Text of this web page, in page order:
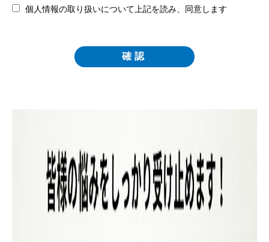
当事務所は、お客さまの個人情報を正確かつ最新の状態に保
制の整備・社員教育の徹底等の必要な措置を講じ、安全対策
を実施し個人情報の厳重な管理を行ないます。
個人情報の第三者への開示・提供の禁止
当事務所は、お客さまよりお預かりした個人情報を適切に管
理し、次のいずれかに該当する場合を除き、個人情報を第三
者に開示いたしません。
個人情報の取り扱いについて上記を読み、同意します